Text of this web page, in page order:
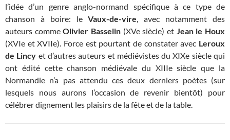
l’idée d’un genre anglo-normand spécifique à ce type de
chanson à boire: leVaux-de-vire, avec notamment des
auteurs commeOlivier Basselin (XVe siècle) et Jean le Houx
(XVIe et XVIIe). Force est pourtant de constater avec Leroux
de Lincy et d’autres auteurs et médiévistes du XIXe siècle qui
ont édité cette chanson médiévale du XIIIe siècle que la
Normandie n’a pas attendu ces deux derniers poètes (sur
lesquels nous aurons l’occasion de revenir bientôt) pour
célébrer dignement les plaisirs de la fête et de la table.